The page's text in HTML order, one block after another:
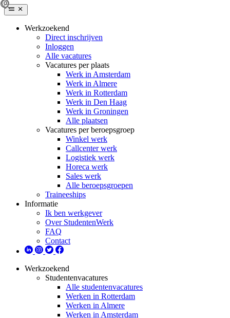
Werkzoekend
Direct inschrijven
Inloggen
Alle vacatures
Vacatures per plaats
Werk in Amsterdam
Werk in Almere
Werk in Rotterdam
Werk in Den Haag
Werk in Groningen
Alle plaatsen
Vacatures per beroepsgroep
Winkel werk
Callcenter werk
Logistiek werk
Horeca werk
Sales werk
Alle beroepsgroepen
Traineeships
Informatie
Ik ben werkgever
Over StudentenWerk
FAQ
Contact
Werkzoekend
Studentenvacatures
Alle studentenvacatures
Werken in Rotterdam
Werken in Almere
Werken in Amsterdam